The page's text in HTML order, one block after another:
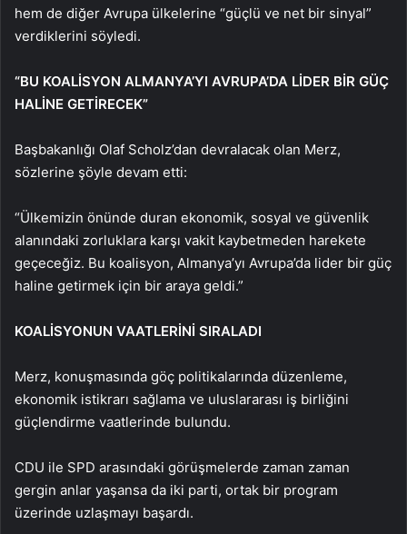
hem de diğer Avrupa ülkelerine “güçlü ve net bir sinyal”
verdiklerini söyledi.
“BU KOALİSYON ALMANYA’YI AVRUPA’DA LİDER BİR GÜÇ
HALİNE GETİRECEK”
Başbakanlığı Olaf Scholz’dan devralacak olan Merz,
sözlerine şöyle devam etti:
“Ülkemizin önünde duran ekonomik, sosyal ve güvenlik
alanındaki zorluklara karşı vakit kaybetmeden harekete
geçeceğiz. Bu koalisyon, Almanya’yı Avrupa’da lider bir güç
haline getirmek için bir araya geldi.”
KOALİSYONUN VAATLERİNİ SIRALADI
Merz, konuşmasında göç politikalarında düzenleme,
ekonomik istikrarı sağlama ve uluslararası iş birliğini
güçlendirme vaatlerinde bulundu.
CDU ile SPD arasındaki görüşmelerde zaman zaman
gergin anlar yaşansa da iki parti, ortak bir program
üzerinde uzlaşmayı başardı.